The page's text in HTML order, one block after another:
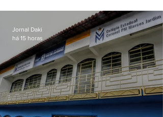
Jornal Daki
há 15 horas